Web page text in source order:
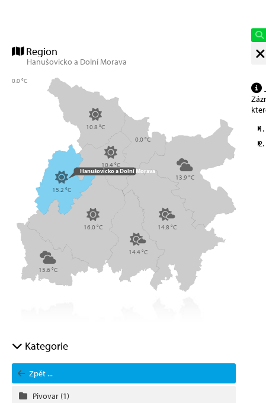
Region
Hanušovicko a Dolní Morava
10.4 °C
16.0 °C
10.8 °C
0.0 °C
15.6 °C
15.2 °C
14.8 °C
14.4 °C
13.9 °C
0.0 °C
Hanušovicko a Dolní Morava
Kategorie
Zpět ...
Pivovar (1)